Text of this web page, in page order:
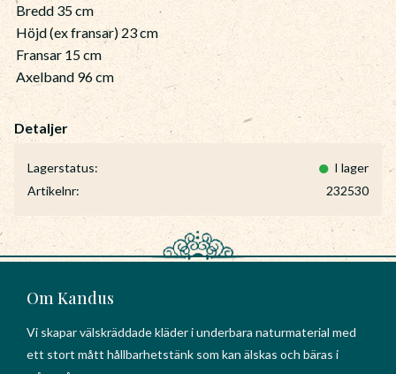
Lagerstatus
I lager
Artikelnr
232530
Bredd 35 cm
Höjd (ex fransar) 23 cm
Fransar 15 cm
Axelband 96 cm
Om Kandus
Vi skapar välskräddade kläder i underbara naturmaterial med
ett stort mått hållbarhetstänk som kan älskas och bäras i